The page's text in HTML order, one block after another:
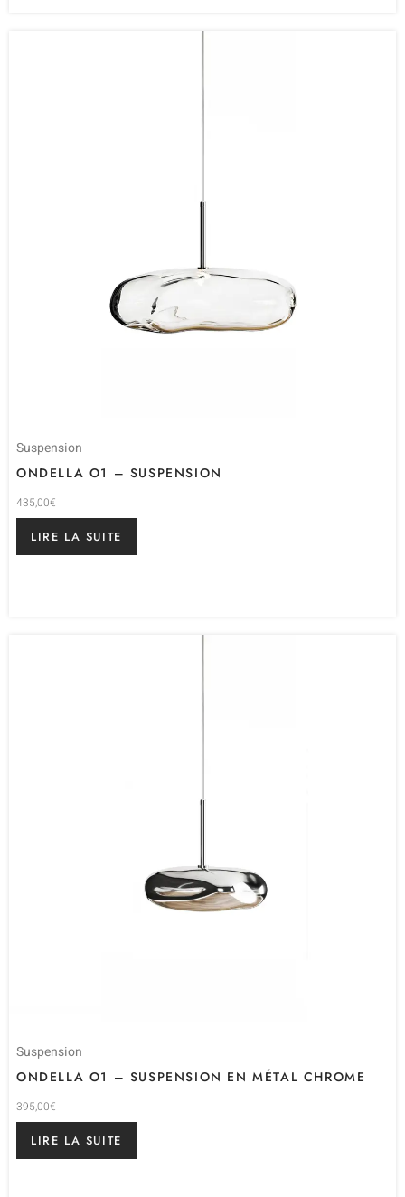
Suspension
ONDELLA O1 – SUSPENSION
435,00€
LIRE LA SUITE
Suspension
ONDELLA O1 – SUSPENSION EN MÉTAL CHROME
395,00€
LIRE LA SUITE